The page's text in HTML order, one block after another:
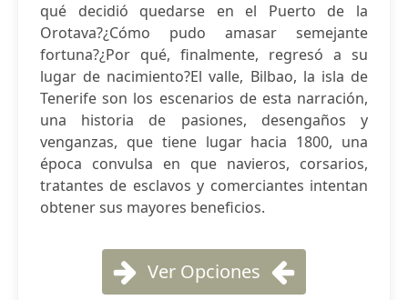
qué decidió quedarse en el Puerto de la
Orotava?¿Cómo pudo amasar semejante
fortuna?¿Por qué, finalmente, regresó a su
lugar de nacimiento?El valle, Bilbao, la isla de
Tenerife son los escenarios de esta narración,
una historia de pasiones, desengaños y
venganzas, que tiene lugar hacia 1800, una
época convulsa en que navieros, corsarios,
tratantes de esclavos y comerciantes intentan
obtener sus mayores beneficios.
Ver Opciones